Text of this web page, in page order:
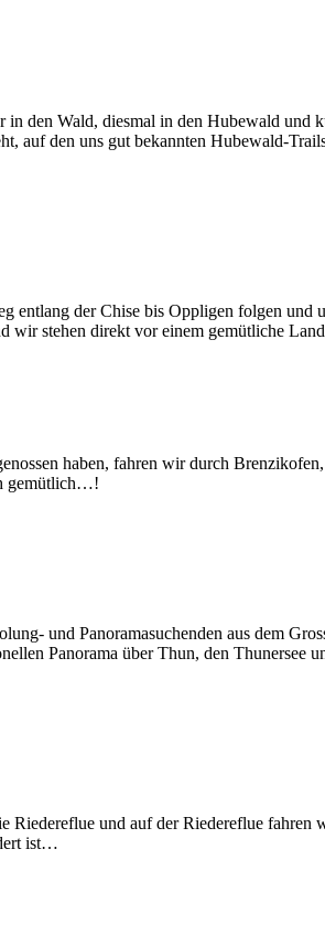
den Wald, diesmal in den Hubewald und
auf den uns gut bekannten Hubewald-
entlang der Chise bis Oppligen folgen und
stehen direkt vor einem gemütliche
haben, fahren wir durch
gemütlich…!
und Panoramasuchenden aus dem
Panorama über Thun, den Thunersee
und auf der Riedereflue fahren
ist…